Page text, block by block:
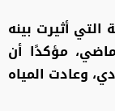
أثيرت بينه
مؤكدًا أن
وعادت المياه